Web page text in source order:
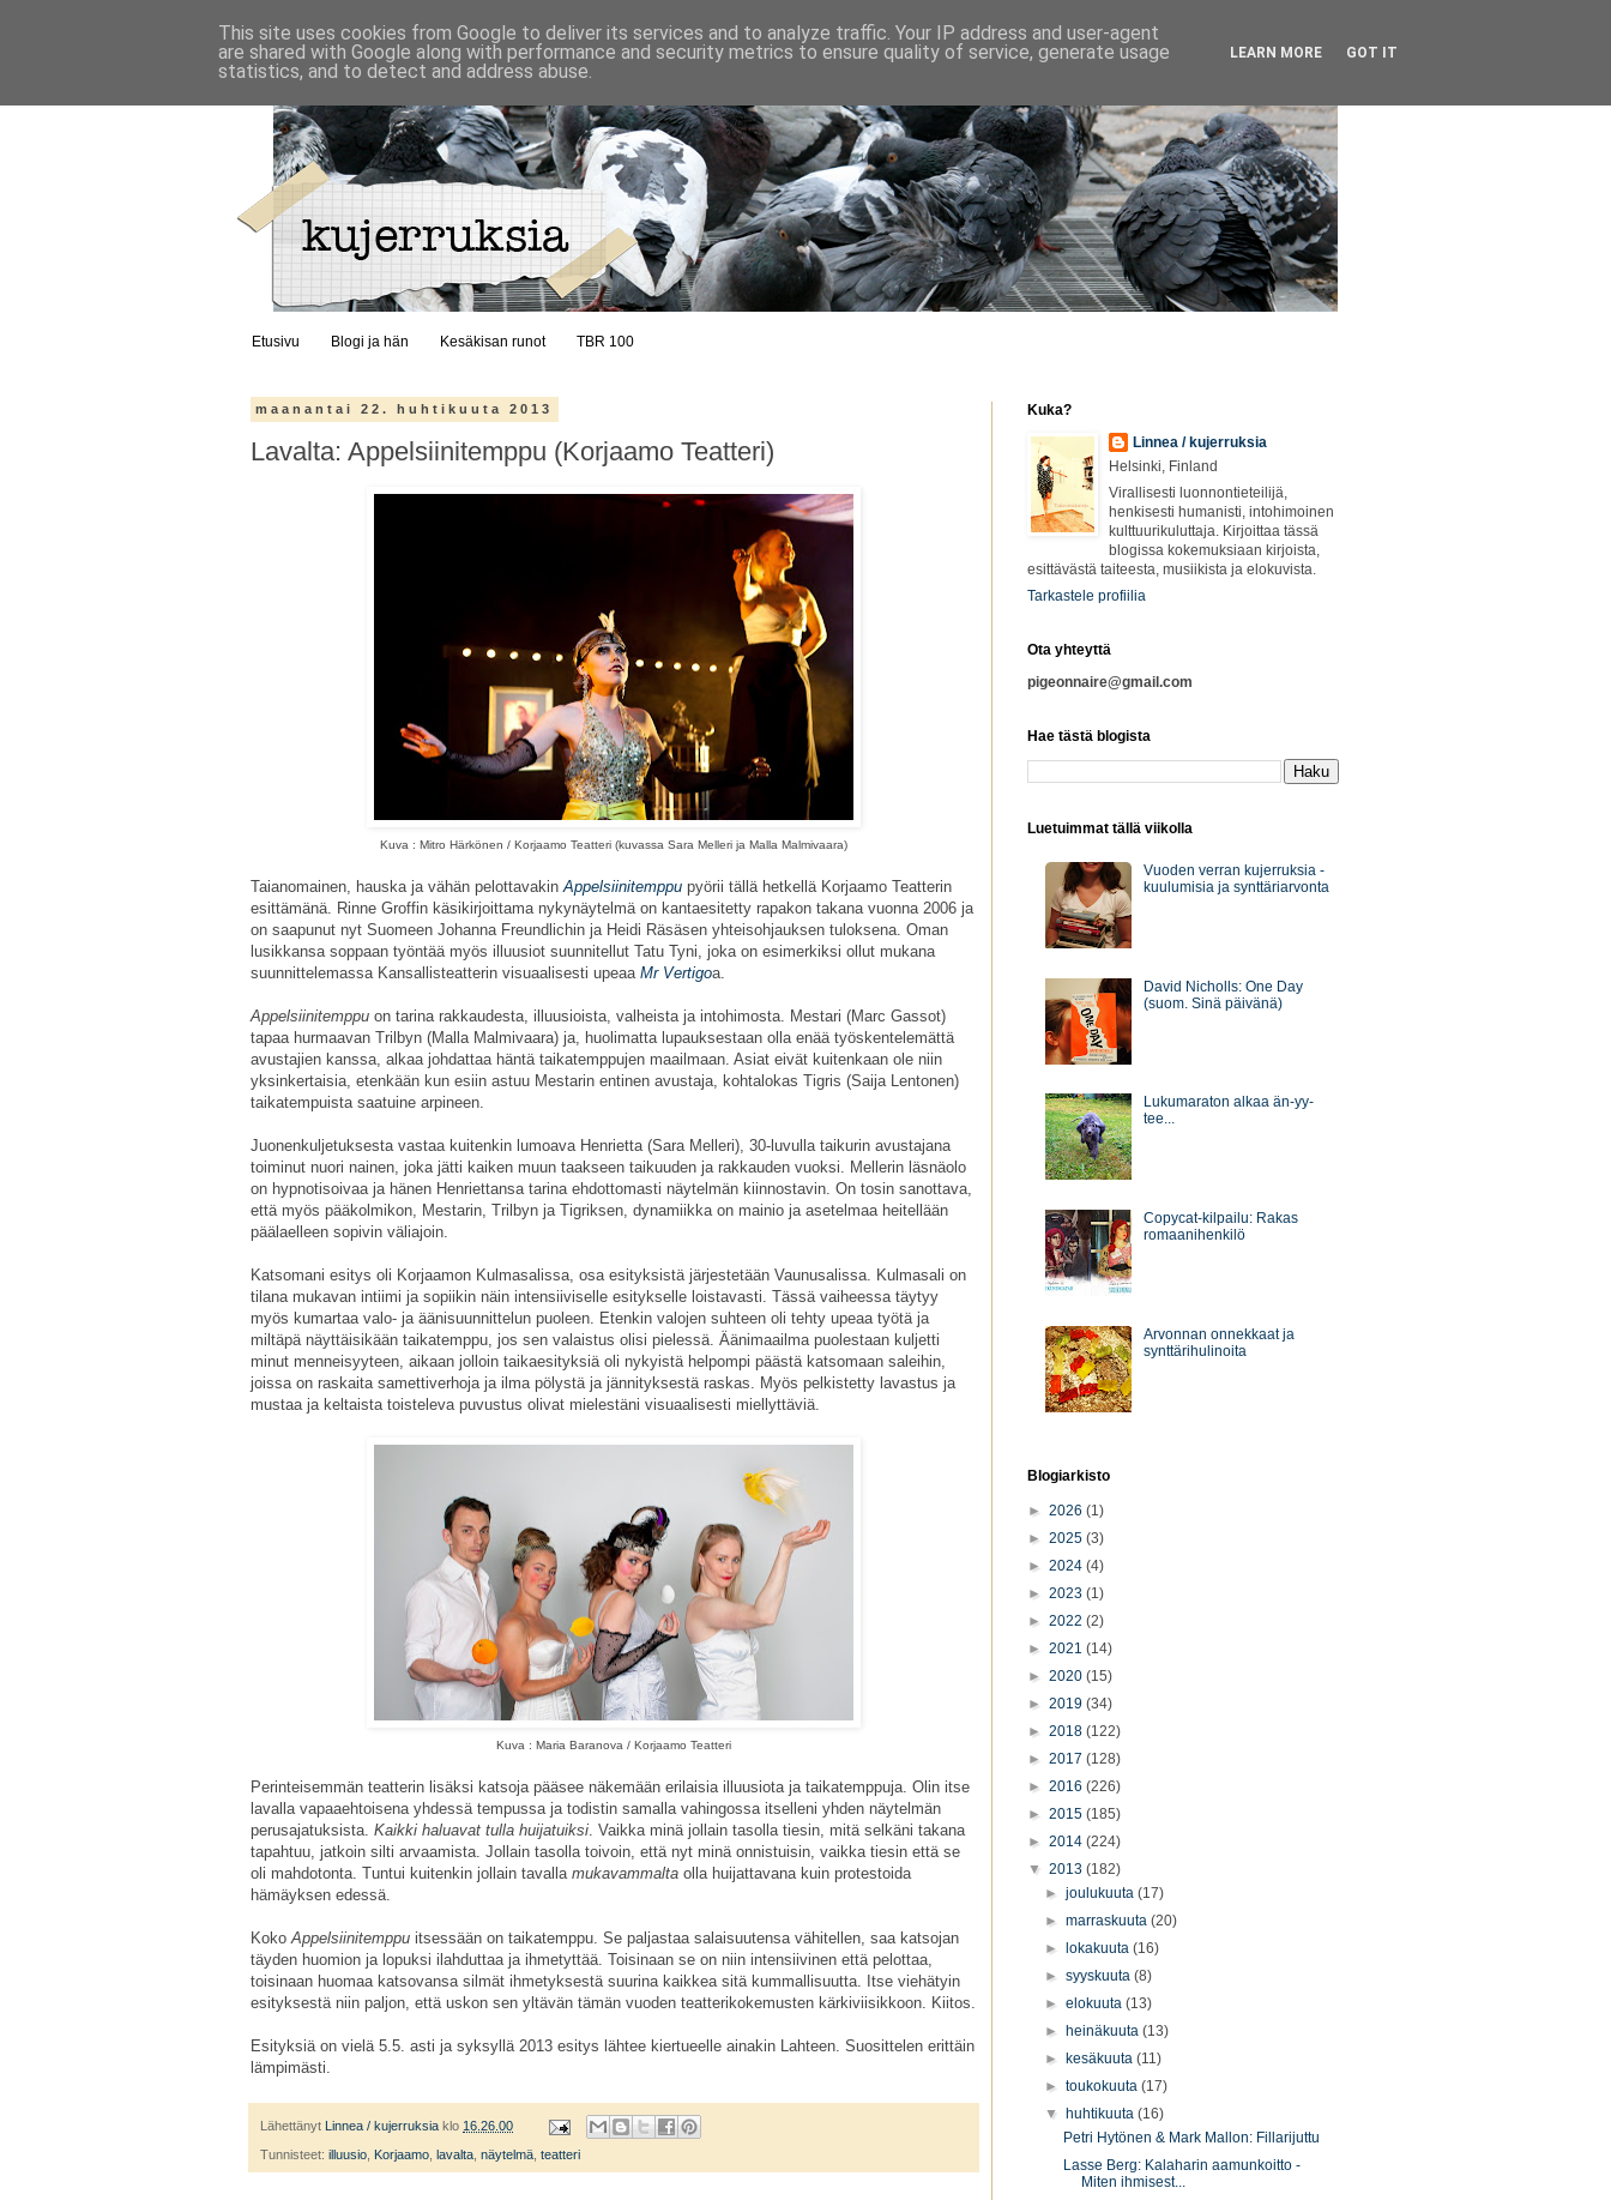
Etusivu Blogi ja hän Kesäkisan runot TBR 100
maanantai 22. huhtikuuta 2013
Lavalta: Appelsiinitemppu (Korjaamo Teatteri)
Kuva : Mitro Härkönen / Korjaamo Teatteri (kuvassa Sara Melleri ja Malla Malmivaara)
Taianomainen, hauska ja vähän pelottavakinAppelsiinitemppu pyörii tällä hetkellä Korjaamo Teatterin
esittämänä. Rinne Groffin käsikirjoittama nykynäytelmä on kantaesitetty rapakon takana vuonna 2006 ja
on saapunut nyt Suomeen Johanna Freundlichin ja Heidi Räsäsen yhteisohjauksen tuloksena. Oman
lusikkansa soppaan työntää myös illuusiot suunnitellut Tatu Tyni, joka on esimerkiksi ollut mukana
suunnittelemassa Kansallisteatterin visuaalisesti upeaa Mr Vertigoa.
Appelsiinitemppu on tarina rakkaudesta, illuusioista, valheista ja intohimosta. Mestari (Marc Gassot)
tapaa hurmaavan Trilbyn (Malla Malmivaara) ja, huolimatta lupauksestaan olla enää työskentelemättä
avustajien kanssa, alkaa johdattaa häntä taikatemppujen maailmaan. Asiat eivät kuitenkaan ole niin
yksinkertaisia, etenkään kun esiin astuu Mestarin entinen avustaja, kohtalokas Tigris (Saija Lentonen)
taikatempuista saatuine arpineen.
Juonenkuljetuksesta vastaa kuitenkin lumoava Henrietta (Sara Melleri), 30-luvulla taikurin avustajana
toiminut nuori nainen, joka jätti kaiken muun taakseen taikuuden ja rakkauden vuoksi. Mellerin läsnäolo
on hypnotisoivaa ja hänen Henriettansa tarina ehdottomasti näytelmän kiinnostavin. On tosin sanottava,
että myös pääkolmikon, Mestarin, Trilbyn ja Tigriksen, dynamiikka on mainio ja asetelmaa heitellään
päälaelleen sopivin väliajoin.
Katsomani esitys oli Korjaamon Kulmasalissa, osa esityksistä järjestetään Vaunusalissa. Kulmasali on
tilana mukavan intiimi ja sopiikin näin intensiiviselle esitykselle loistavasti. Tässä vaiheessa täytyy
myös kumartaa valo- ja äänisuunnittelun puoleen. Etenkin valojen suhteen oli tehty upeaa työtä ja
miltäpä näyttäisikään taikatemppu, jos sen valaistus olisi pielessä. Äänimaailma puolestaan kuljetti
minut menneisyyteen, aikaan jolloin taikaesityksiä oli nykyistä helpompi päästä katsomaan saleihin,
joissa on raskaita samettiverhoja ja ilma pölystä ja jännityksestä raskas. Myös pelkistetty lavastus ja
mustaa ja keltaista toisteleva puvustus olivat mielestäni visuaalisesti miellyttäviä.
Kuva : Maria Baranova / Korjaamo Teatteri
Perinteisemmän teatterin lisäksi katsoja pääsee näkemään erilaisia illuusiota ja taikatemppuja. Olin itse
lavalla vapaaehtoisena yhdessä tempussa ja todistin samalla vahingossa itselleni yhden näytelmän
perusajatuksista. Kaikki haluavat tulla huijatuiksi. Vaikka minä jollain tasolla tiesin, mitä selkäni takana
tapahtuu, jatkoin silti arvaamista. Jollain tasolla toivoin, että nyt minä onnistuisin, vaikka tiesin että se
oli mahdotonta. Tuntui kuitenkin jollain tavalla mukavammalta olla huijattavana kuin protestoida
hämäyksen edessä.
KokoAppelsiinitemppu itsessään on taikatemppu. Se paljastaa salaisuutensa vähitellen, saa katsojan
täyden huomion ja lopuksi ilahduttaa ja ihmetyttää. Toisinaan se on niin intensiivinen että pelottaa,
toisinaan huomaa katsovansa silmät ihmetyksestä suurina kaikkea sitä kummallisuutta. Itse viehätyin
esityksestä niin paljon, että uskon sen yltävän tämän vuoden teatterikokemusten kärkiviisikkoon. Kiitos.
Esityksiä on vielä 5.5. asti ja syksyllä 2013 esitys lähtee kiertueelle ainakin Lahteen. Suosittelen erittäin
lämpimästi.
Lähettänyt Linnea / kujerruksia klo 16.26.00
Tunnisteet: illuusio, Korjaamo, lavalta, näytelmä, teatteri
Kuka?
Linnea / kujerruksia
Helsinki, Finland
Virallisesti luonnontieteilijä,
henkisesti humanisti, intohimoinen
kulttuurikuluttaja. Kirjoittaa tässä
blogissa kokemuksiaan kirjoista,
esittävästä taiteesta, musiikista ja elokuvista.
Tarkastele profiilia
Ota yhteyttä
pigeonnaire@gmail.com
Hae tästä blogista
Luetuimmat tällä viikolla
Vuoden verran kujerruksia -
kuulumisia ja synttäriarvonta
David Nicholls: One Day
(suom. Sinä päivänä)
Lukumaraton alkaa än-yy-
tee...
Copycat-kilpailu: Rakas
romaanihenkilö
Arvonnan onnekkaat ja
synttärihulinoita
Blogiarkisto
► 2026 (1)
► 2025 (3)
► 2024 (4)
► 2023 (1)
► 2022 (2)
► 2021 (14)
► 2020 (15)
► 2019 (34)
► 2018 (122)
► 2017 (128)
► 2016 (226)
► 2015 (185)
► 2014 (224)
▼ 2013 (182)
►joulukuuta(17)
►marraskuuta(20)
►
lokakuuta(16)
►syyskuuta(8)
►elokuuta(13)
► heinäkuuta(13)
►
kesäkuuta(11)
►toukokuuta(17)
▼ huhtikuuta(16)
Petri Hytönen & Mark Mallon: Fillarijuttu
Lasse Berg: Kalaharin aamunkoitto -
Miten ihmisest...
This site uses cookies from Google to deliver its services and to analyze traffic. Your IP address and user-agent
are shared with Google along with performance and security metrics to ensure quality of service, generate usage
statistics, and to detect and address abuse.
LEARN MORE GOT IT